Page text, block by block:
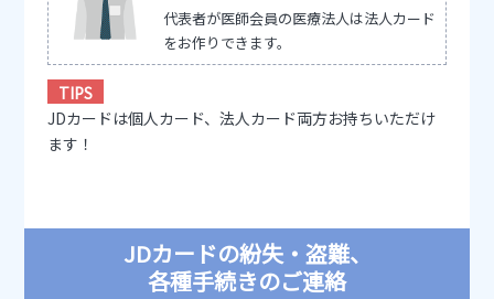
代表者が医師会員の医療法人は法人カード
をお作りできます。
TIPS
JDカードは個人カード、法人カード両方お持ちいただけ
ます！
JDカードの紛失・盗難、
各種手続きのご連絡